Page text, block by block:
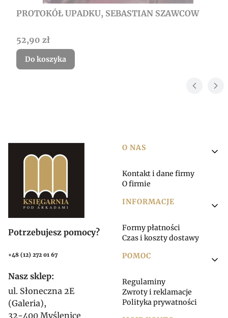
PROTOKÓŁ UPADKU, SEBASTIAN SZAWCOW
Cena
52,90 zł
Do koszyka
Potrzebujesz pomocy?
+48 (12) 272 01 67
Nasz sklep:
ul. Słoneczna 2E
(Galeria),
32-400 Myślenice
Linki w stopce
O NAS
Kontakt i dane firmy
O firmie
INFORMACJE
Formy płatności
Czas i koszty dostawy
POMOC
Regulaminy
Zwroty i reklamacje
Polityka prywatności